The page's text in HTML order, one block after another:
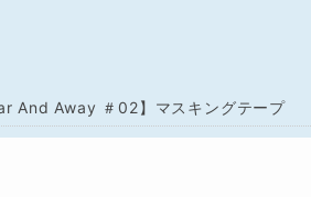
And Away ＃02】マスキングテープ